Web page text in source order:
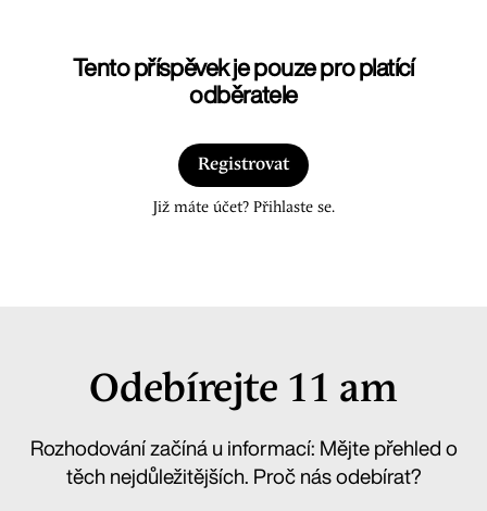
Tento příspěvek je pouze pro platící
odběratele
Registrovat
Již máte účet? Přihlaste se.
Odebírejte 11 am
Rozhodování začíná u informací: Mějte přehled o
těch nejdůležitějších. Proč nás odebírat?